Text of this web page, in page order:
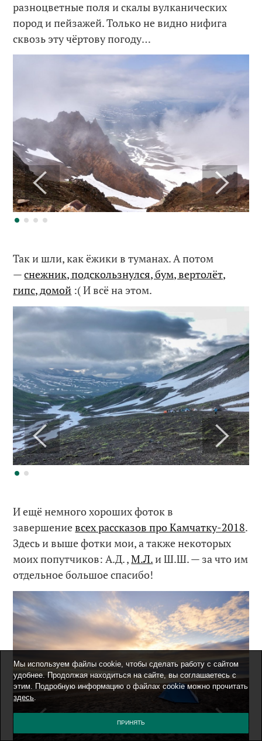
разноцветные поля и скалы вулканических
пород и пейзажей. Только не видно нифига
сквозь эту чёртову погоду…
Так и шли, как ёжики в туманах. А потом
—снежник, подскользнулся, бум, вертолёт,
гипс, домой :( И всё на этом.
И ещё немного хороших фоток в
завершениевсех рассказов про Камчатку-2018.
Здесь и выше фотки мои, а также некоторых
моих попутчиков: А.Д. ,М.Л.и Ш.Ш. — за что им
отдельное большое спасибо!
Мы используем файлы cookie, чтобы сделать работу с сайтом
удобнее. Продолжая находиться на сайте, вы соглашаетесь с
этим. Подробную информацию о файлах cookie можно прочитать
здесь.
ПРИНЯТЬ